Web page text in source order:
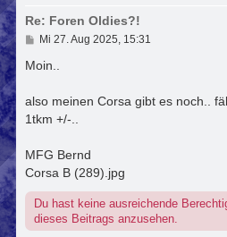
Re: Foren Oldies?!
B
i
a
g
Mi 27. Aug 2025, 15:31
Moin..
also meinen Corsa gibt es noch..
1tkm +/-..
MFG Bernd
Corsa B (289).jpg
Du hast keine ausreichende
dieses Beitrags anzusehen.